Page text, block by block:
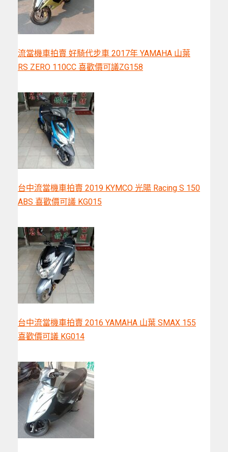
流當機車拍賣 好騎代步車 2017年 YAMAHA 山葉
RS ZERO 110CC 喜歡價可議ZG158
台中流當機車拍賣 2019 KYMCO 光陽 Racing S 150
ABS 喜歡價可議 KG015
台中流當機車拍賣 2016 YAMAHA 山葉 SMAX 155
喜歡價可議 KG014